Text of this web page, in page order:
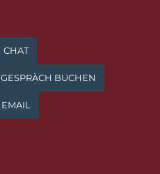
CHAT
GESPRÄCH BUCHEN
EMAIL